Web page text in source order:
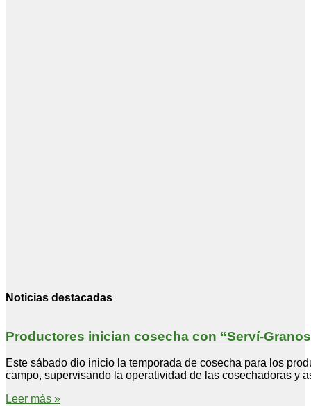
Noticias destacadas
Productores inician cosecha con “Serví-
Este sábado dio inicio la temporada de cosecha para los
campo, supervisando la operatividad de las cosechadoras y
Leer más »